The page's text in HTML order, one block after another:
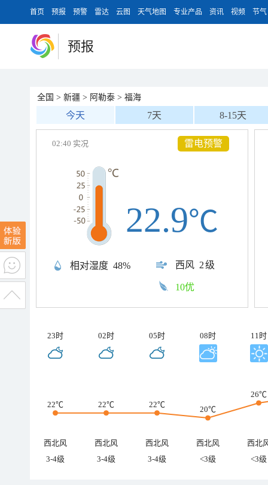
首页 预报 预警 雷达 云图 天气地图 专业产品 资讯 视频 节气
预报
全国 > 新疆 > 阿勒泰 > 福海
今天 7天 8-15天
大风预警
02:40 实况
相对湿度 48% 西风 2级
22.9℃
10优
23时 02时 05时 08时 11时
22℃ 22℃ 22℃
20℃
26℃
西北风 西北风 西北风 西北风
西北
3-4级
3-4级 3-4级 <3级 <3级